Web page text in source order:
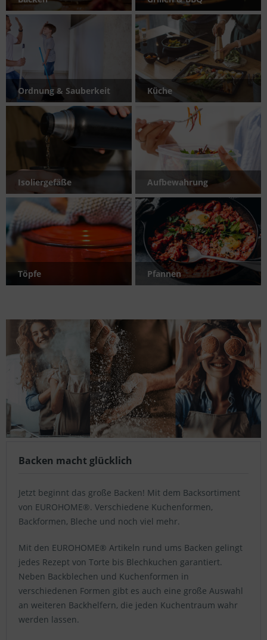
Backen macht glücklich
Jetzt beginnt das große Backen! Mit dem Backsortiment
von EUROHOME®. Verschiedene Kuchenformen,
Backformen, Bleche und noch viel mehr.
Mit den EUROHOME® Artikeln rund ums Backen gelingt
jedes Rezept von Torte bis Blechkuchen garantiert.
Neben Backblechen und Kuchenformen in
verschiedenen Formen gibt es auch eine große Auswahl
an weiteren Backhelfern, die jeden Kuchentraum wahr
werden lassen.
Ordnung & Sauberkeit Küche
Isoliergefäße Aufbewahrung
Töpfe Pfannen